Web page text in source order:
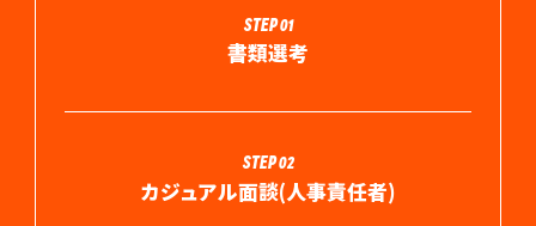
STEP 01
書類選考
STEP 02
カジュアル面談(人事責任者)